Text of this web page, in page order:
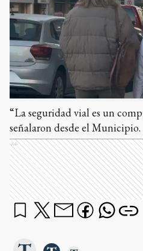
“La seguridad vial es un
señalaron desde el Municipio.
Ads